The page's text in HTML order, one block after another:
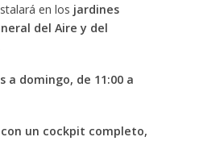
en los jardines
del Aire y del
a domingo, de 11:00 a
un cockpit completo,